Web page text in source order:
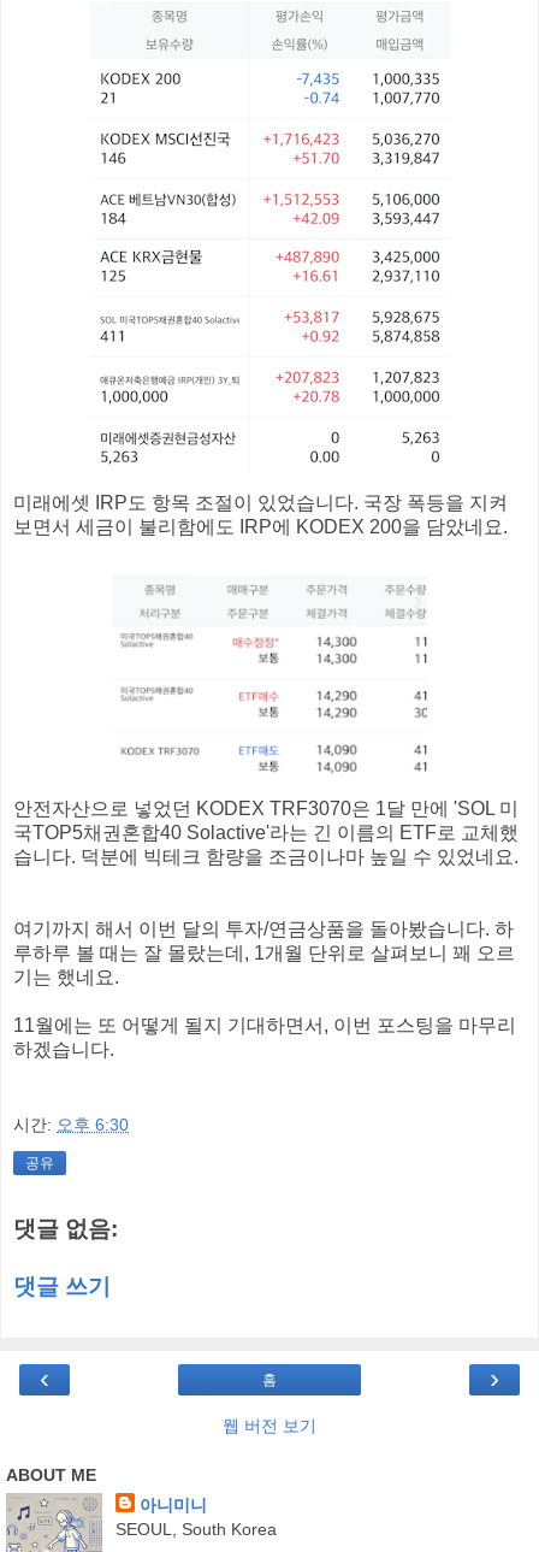
미래에셋 IRP도 항목 조절이 있었습니다. 국장 폭등을 지켜
보면서 세금이 불리함에도 IRP에 KODEX 200을 담았네요.
안전자산으로 넣었던 KODEX TRF3070은 1달 만에 'SOL 미
국TOP5채권혼합40 Solactive'라는 긴 이름의 ETF로 교체했
습니다. 덕분에 빅테크 함량을 조금이나마 높일 수 있었네요.
여기까지 해서 이번 달의 투자/연금상품을 돌아봤습니다. 하
루하루 볼 때는 잘 몰랐는데, 1개월 단위로 살펴보니 꽤 오르
기는 했네요.
11월에는 또 어떻게 될지 기대하면서, 이번 포스팅을 마무리
하겠습니다.
시간: 오후 6:30
공유
댓글 없음:
댓글 쓰기
‹ ›
홈
웹 버전 보기
ABOUT ME
아니미니
SEOUL, South Korea